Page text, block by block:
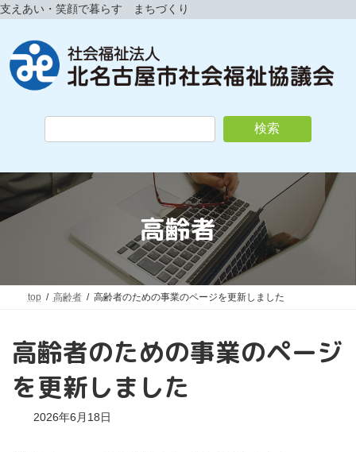
コ
ン
ン
ツ
ナ
ビ
ー
シ
支えあい・笑顔で暮らす まちづくり
検索
高齢者
top 高齢者 高齢者のための事業のページを更新しました
高齢者のための事業のページ
を更新しました
2026年6月18日